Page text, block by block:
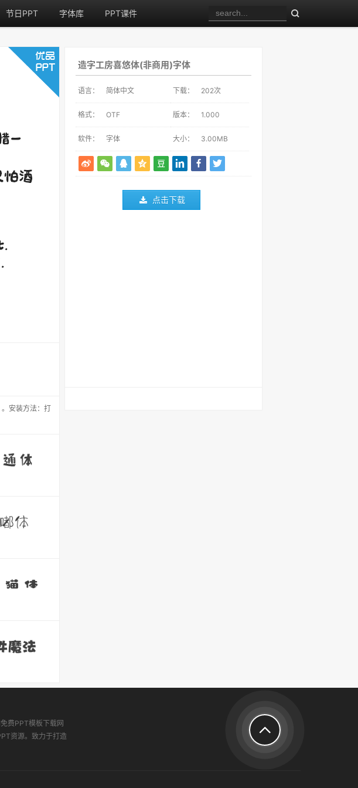
节日PPT 字体库 PPT课件
造字工房喜悠体(非商用)字体
语言： 简体中文 下载： 202次
格式： OTF 版本： 1.000
软件： 字体 大小： 3.00MB
点击下载
。安装方法：打
费PPT模板下载网
资源。致力于打造